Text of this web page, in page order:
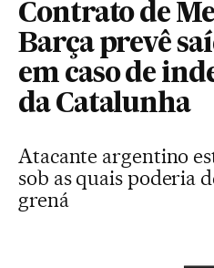
Contrato de
Barça prevê
em caso de
da Catalunha
Atacante argentino
sob as quais poderia
grená